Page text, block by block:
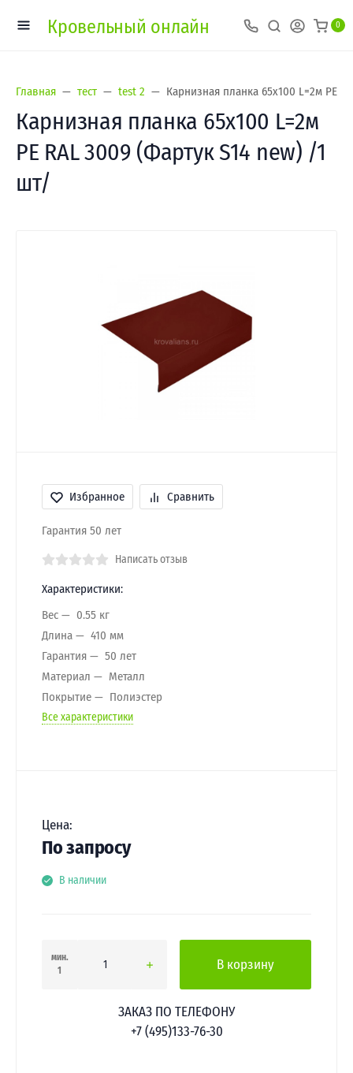
Кровельный онлайн 0
Главная тест test 2 Карнизная планка 65х100 L=2м РЕ
Карнизная планка 65х100 L=2м
РЕ RAL 3009 (Фартук S14 new) /1
шт/
Избранное Сравнить
Гарантия 50 лет
Написать отзыв
Характеристики:
Вес
0.55 кг
Длина
410 мм
Гарантия
50 лет
Материал
Металл
Покрытие
Полиэстер
Все характеристики
Цена:
По запросу
В наличии
мин.
1
В корзину
ЗАКАЗ ПО ТЕЛЕФОНУ
+7 (495)133-76-30